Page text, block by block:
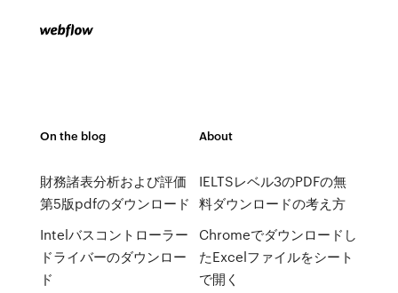
On the blog
財務諸表分析および評価
第5版pdfのダウンロード
Intelバスコントローラー
ドライバーのダウンロー
ド
About
IELTSレベル3のPDFの無
料ダウンロードの考え方
Chromeでダウンロードし
たExcelファイルをシート
で開く